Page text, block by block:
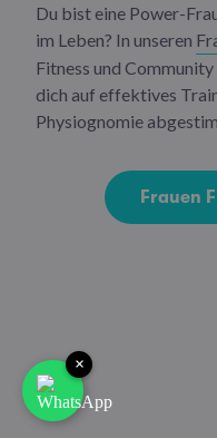
Du bist eine Power-
im Leben? In unseren
Fitness und
dich auf effektives
Physiognomie
Frauen
×